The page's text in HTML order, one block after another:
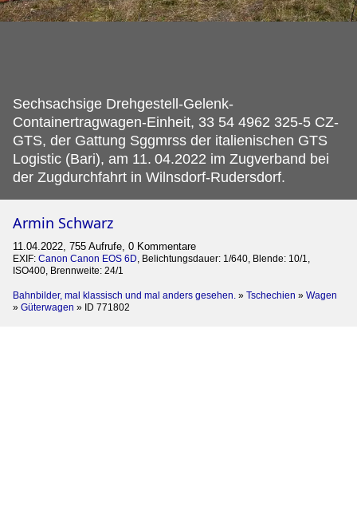
Sechsachsige Drehgestell-Gelenk-
Containertragwagen-Einheit, 33 54 4962 325-5 CZ-
GTS, der Gattung Sggmrss der italienischen GTS
Logistic (Bari), am 11. 04.2022 im Zugverband bei
der Zugdurchfahrt in Wilnsdorf-Rudersdorf.
Armin Schwarz
11.04.2022, 755 Aufrufe, 0 Kommentare
EXIF: Canon Canon EOS 6D , Belichtungsdauer: 1/640, Blende: 10/1,
ISO400, Brennweite: 24/1
Bahnbilder, mal klassisch und mal anders gesehen. » Tschechien » Wagen
» Güterwagen » ID 771802